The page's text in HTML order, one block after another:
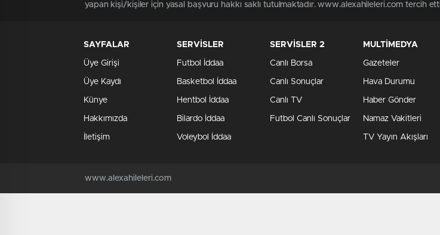
yapan kişi/kişiler için yasal başvuru hakkı saklı tutulmaktadır. www.alexahileleri.com tercih
SAYFALAR
Üye Girişi
Üye Kaydı
Künye
Hakkımızda
İletişim
SERVİSLER
Futbol İddaa
Basketbol İddaa
Hentbol İddaa
Bilardo İddaa
Voleybol İddaa
SERVİSLER 2
Canlı Borsa
Canlı Sonuçlar
Canlı TV
Futbol Canlı Sonuçlar
MULTİMEDYA
Gazeteler
Hava Durumu
Haber Gönder
Namaz Vakitleri
TV Yayın Akışları
www.alexahileleri.com